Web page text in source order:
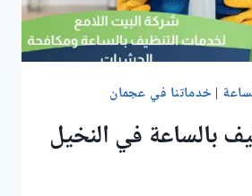
|خدماتنا في عجمان
بالساعة في النخيل